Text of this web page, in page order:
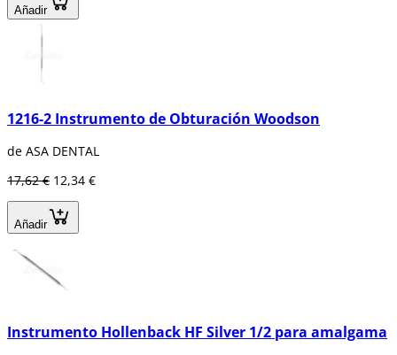
Añadir
1216-2 Instrumento de Obturación Woodson
de ASA DENTAL
17,62 € 12,34 €
Añadir
Instrumento Hollenback HF Silver 1/2 para amalgama